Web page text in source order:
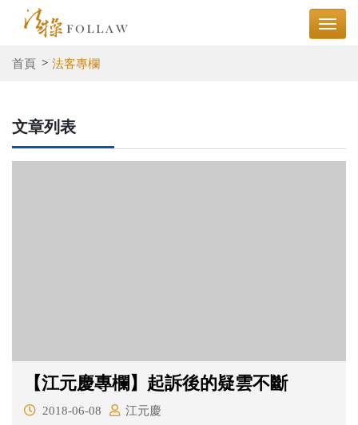
首頁 法客專欄
文章列表
【江元慶專欄】起訴後的疑雲不斷
2018-06-08
江元慶